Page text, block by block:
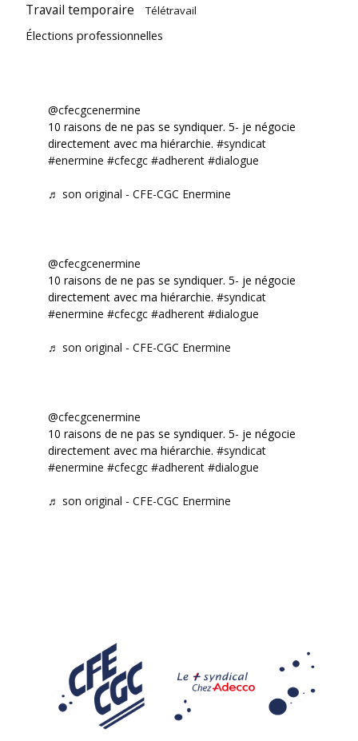
Travail temporaire Télétravail
Élections professionnelles
@cfecgcenermine
10 raisons de ne pas se syndiquer. 5- je négocie
directement avec ma hiérarchie. #syndicat
#enermine #cfecgc #adherent #dialogue
♬ son original - CFE-CGC Enermine
@cfecgcenermine
10 raisons de ne pas se syndiquer. 5- je négocie
directement avec ma hiérarchie. #syndicat
#enermine #cfecgc #adherent #dialogue
♬ son original - CFE-CGC Enermine
@cfecgcenermine
10 raisons de ne pas se syndiquer. 5- je négocie
directement avec ma hiérarchie. #syndicat
#enermine #cfecgc #adherent #dialogue
♬ son original - CFE-CGC Enermine